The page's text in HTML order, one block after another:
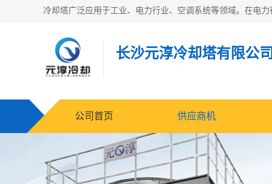
长沙元淳冷却塔有限公司
公司首页 供应商机